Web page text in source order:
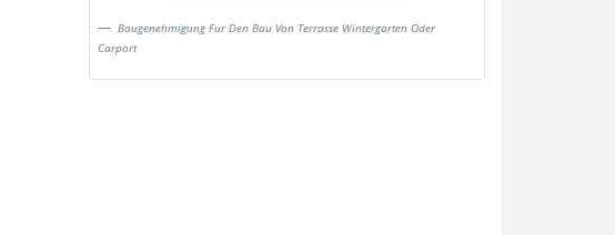
Baugenehmigung Fur Den Bau Von Terrasse Wintergarten Oder
Carport